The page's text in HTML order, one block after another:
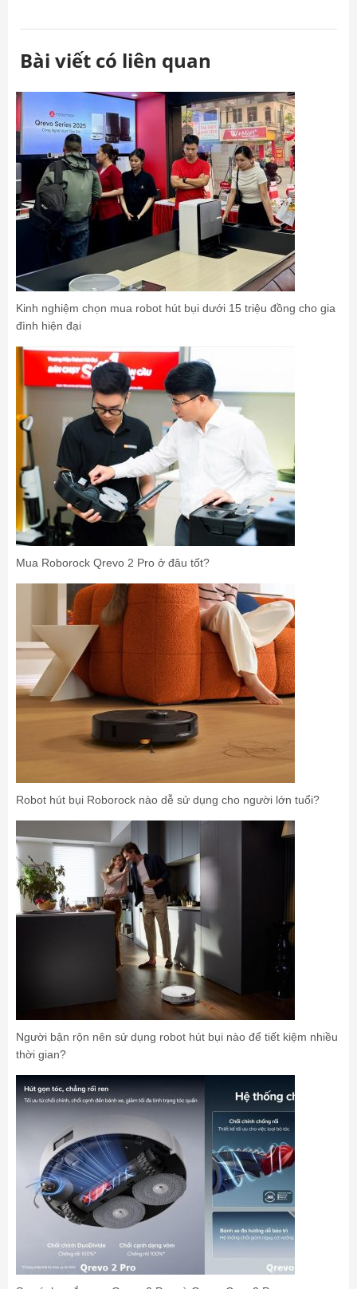
Bài viết có liên quan
Kinh nghiệm chọn mua robot hút bụi dưới 15 triệu đồng cho gia
đình hiện đại
Mua Roborock Qrevo 2 Pro ở đâu tốt?
Robot hút bụi Roborock nào dễ sử dụng cho người lớn tuổi?
Người bận rộn nên sử dụng robot hút bụi nào để tiết kiệm nhiều
thời gian?